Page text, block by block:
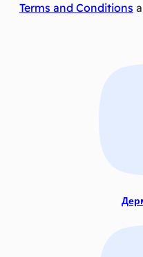
Terms and Conditions